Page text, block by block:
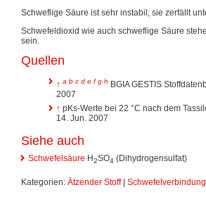
Schweflige Säure ist sehr instabil; sie zerfällt
Schwefeldioxid wie auch schweflige Säure
sein.
Quellen
↑ a b c d e f g h BGIA GESTIS
2007
↑ pKs-Werte bei 22 °C nach dem
14. Jun. 2007
Siehe auch
Schwefelsäure H2SO4 (Dihydrogensulfat)
Kategorien: Ätzender Stoff| Schwefelverbindung